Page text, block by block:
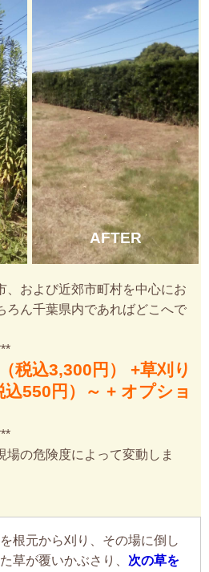
AFTER
、および近郊市町村を中心にお
ろん千葉県内であればどこへで
税込3,300円） +草刈り
550円）～ + オプショ
の危険度によって変動しま
根元から刈り、その場に倒し
草が覆いかぶさり、 次の草を